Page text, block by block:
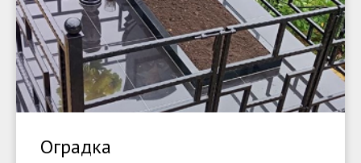
Оградка